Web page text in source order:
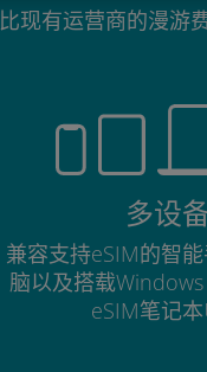
比现有运营商的漫游
多设
兼容支持eSIM的智
脑以及搭载
eSIM笔记